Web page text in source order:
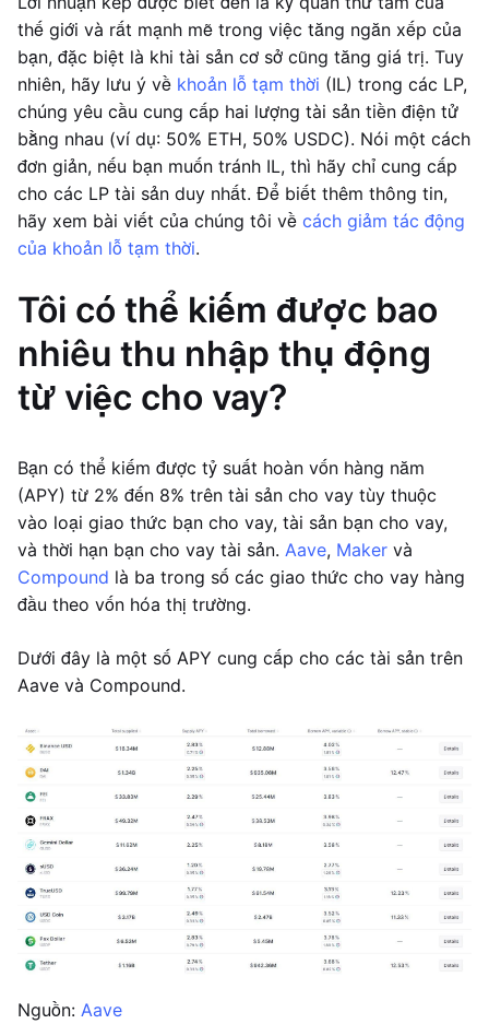
thế giới và rất mạnh mẽ trong việc tăng ngăn xếp của
bạn, đặc biệt là khi tài sản cơ sở cũng tăng giá trị. Tuy
nhiên, hãy lưu ý về khoản lỗ tạm thời (IL) trong các LP,
chúng yêu cầu cung cấp hai lượng tài sản tiền điện tử
bằng nhau (ví dụ: 50% ETH, 50% USDC). Nói một cách
đơn giản, nếu bạn muốn tránh IL, thì hãy chỉ cung cấp
cho các LP tài sản duy nhất. Để biết thêm thông tin,
hãy xem bài viết của chúng tôi về cách giảm tác động
của khoản lỗ tạm thời.
Tôi có thể kiếm được bao
nhiêu thu nhập thụ động
từ việc cho vay?
Bạn có thể kiếm được tỷ suất hoàn vốn hàng năm
(APY) từ 2% đến 8% trên tài sản cho vay tùy thuộc
vào loại giao thức bạn cho vay, tài sản bạn cho vay,
và thời hạn bạn cho vay tài sản. Aave, Maker và
Compound là ba trong số các giao thức cho vay hàng
đầu theo vốn hóa thị trường.
Dưới đây là một số APY cung cấp cho các tài sản trên
Aave và Compound.
Nguồn: Aave